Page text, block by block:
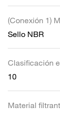
(Conexión 1)
Sello NBR
Clasificación
10
Material